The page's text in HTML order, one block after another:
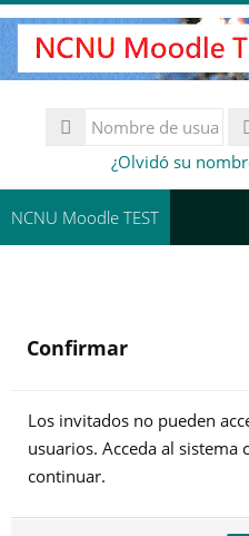
Salta
al
contenido
Nombre
de
Contraseña¿Olvidó su
NCNU Moodle TEST
Confirmar
Los invitados no pueden
usuarios. Acceda al sistema
continuar.